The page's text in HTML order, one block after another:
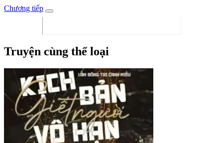
Chương tiếp
Truyện cùng thể loại